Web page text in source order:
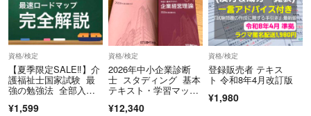
資格/検定
【夏季限定SALE‼︎】介
護福祉士国家試験 最
強の勉強法 全部入
¥1,599
資格/検定
2026年中小企業診断
士 スタディング 基本
テキスト・学習マッ
¥12,340
資格/検定
登録販売者 テキス
ト 令和8年4月改訂版
¥1,980